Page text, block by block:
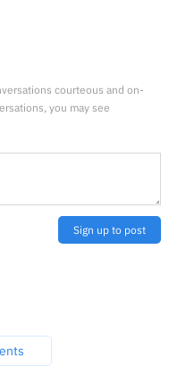
courteous and on-
you may see
Sign up to post